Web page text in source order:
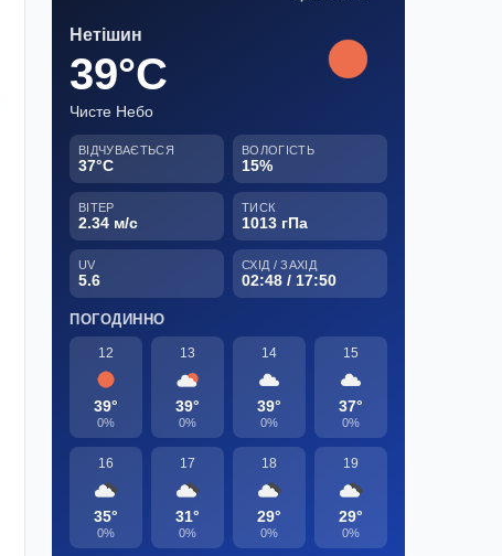
Нетішин
39°C
Чисте Небо
ВІДЧУВАЄТЬСЯ
37°C
ВОЛОГІСТЬ
15%
ВІТЕР
2.34 м/с
ТИСК
1013 гПа
UV
5.6
СХІД / ЗАХІД
02:48 / 17:50
ПОГОДИННО
12
39°
0%
13
39°
0%
14
39°
0%
15
37°
0%
16
35°
0%
17
31°
0%
18
29°
0%
19
29°
0%